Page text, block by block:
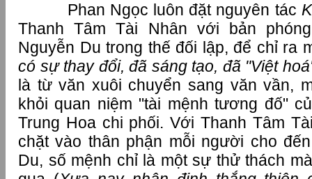
Phan Ngọc luôn đặt nguyên tác
Thanh Tâm Tài Nhân với bản
Nguyễn Du trong thế đối lập, để chỉ ra
có sự thay đổi, đã sáng tạo, đã "Việt
là từ văn xuôi chuyển sang văn vần,
khỏi quan niệm "tài mệnh tương đố"
Trung Hoa chi phối. Với Thanh Tâm
chặt vào thân phận mỗi người cho
Du, số mệnh chỉ là một sự thử thách